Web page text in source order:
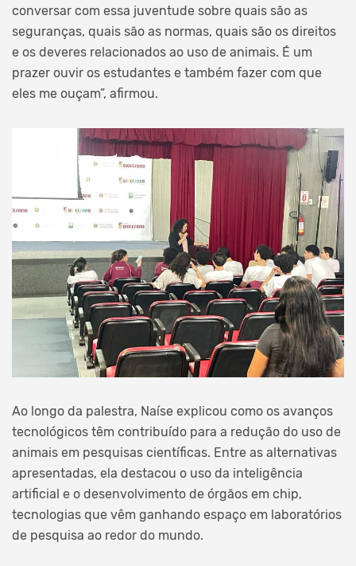
conversar com essa juventude sobre quais são as
seguranças, quais são as normas, quais são os direitos
e os deveres relacionados ao uso de animais. É um
prazer ouvir os estudantes e também fazer com que
eles me ouçam”, afirmou.
Ao longo da palestra, Naíse explicou como os avanços
tecnológicos têm contribuído para a redução do uso de
animais em pesquisas científicas. Entre as alternativas
apresentadas, ela destacou o uso da inteligência
artificial e o desenvolvimento de órgãos em chip,
tecnologias que vêm ganhando espaço em laboratórios
de pesquisa ao redor do mundo.